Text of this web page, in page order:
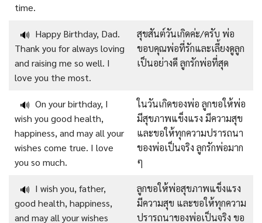
time.
🔊 Happy Birthday, Dad.
Thank you for always loving
and raising me so well. I
love you the most.
สุขสันต์วันเกิดค่ะ/ครับ พ่อ
ขอบคุณพ่อที่รักและเลี้ยงดูลูก
เป็นอย่างดี ลูกรักพ่อที่สุด
🔊 On your birthday, I
wish you good health,
happiness, and may all your
wishes come true. I love
you so much.
ในวันเกิดของพ่อ ลูกขอให้พ่อ
มีสุขภาพแข็งแรง มีความสุข
และขอให้ทุกความปรารถนา
ของพ่อเป็นจริง ลูกรักพ่อมาก
ๆ
🔊 I wish you, father,
good health, happiness,
and may all your wishes
ลูกขอให้พ่อสุขภาพแข็งแรง
มีความสุข และขอให้ทุกความ
ปรารถนาของพ่อเป็นจริง ขอ